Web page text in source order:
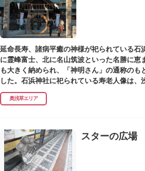
延命長寿、諸病平癒の神様が祀られている石
に霊峰富士、北に名山筑波といった名勝に恵
も大きく納められ、「神明さん」の通称のも
した。石浜神社に祀られている寿老人像は、
延命長寿の神として奉安されたものです。
奥浅草エリア
スターの広場